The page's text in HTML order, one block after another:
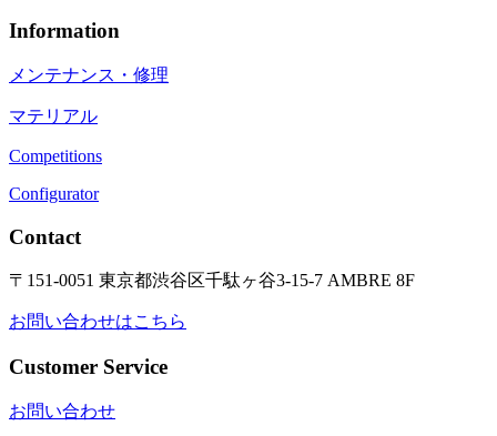
Information
メンテナンス・修理
マテリアル
Competitions
Configurator
Contact
〒151-0051 東京都渋谷区千駄ヶ谷3-15-7 AMBRE 8F
お問い合わせはこちら
Customer Service
お問い合わせ